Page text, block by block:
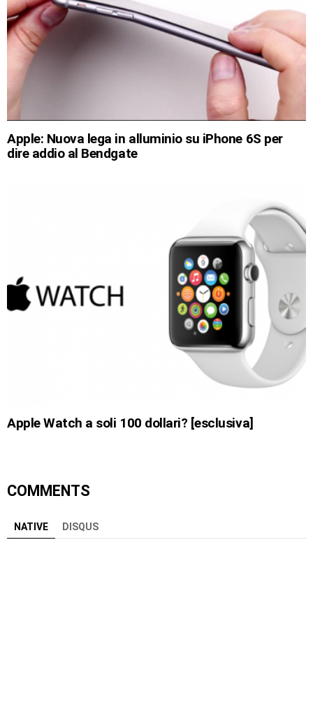
Apple: Nuova lega in alluminio su iPhone 6S per
dire addio al Bendgate
Apple Watch a soli 100 dollari? [esclusiva]
COMMENTS
NATIVE DISQUS